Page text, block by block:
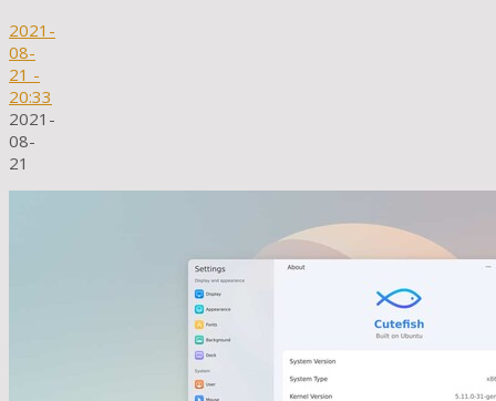
2021-
08-
21 -
20:33
2021-
08-
21